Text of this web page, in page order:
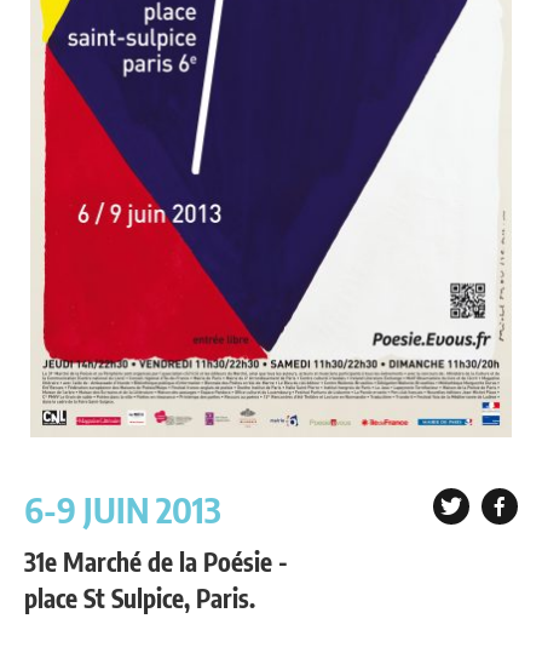
6-9 JUIN 2013
31e Marché de la Poésie -
place St Sulpice, Paris.